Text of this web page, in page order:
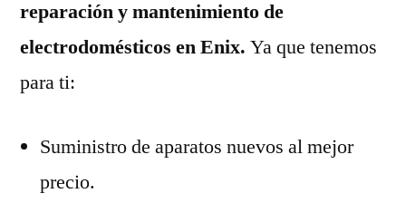
reparación y mantenimiento de
electrodomésticos en Enix. Ya que tenemos
para ti:
Suministro de aparatos nuevos al mejor
precio.